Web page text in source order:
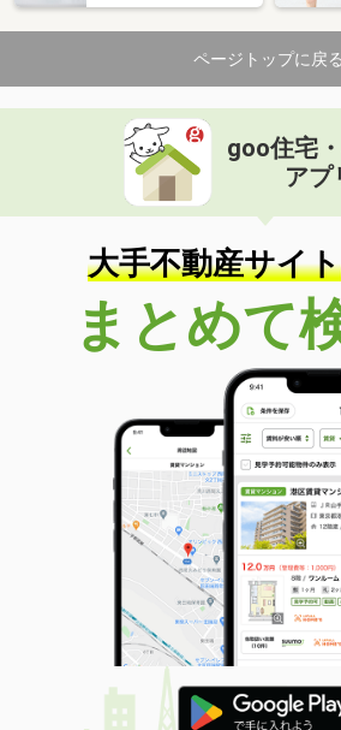
住 所
東京都日野市豊
専有面積 58.5m²
間取り
2LDK
東京都武蔵村山市本町３丁目
価 格
住 所
東京都武蔵村山
専有面積 58.64m²
間取り
2LDK
東京都立川市柏町４丁目
価 格
6.50万円
東京都立川市柏
27.6m²
間取り
1K
東京都調布市上石原３丁目
価 格
8.30万円
住 所
東京都調布市上
専有面積 31.32m²
間取り
1K
東京都立川市栄町２丁目
価 格
7.20万円
ページトップに戻る
goo住宅
アプ
大手不動産サイト
まとめて